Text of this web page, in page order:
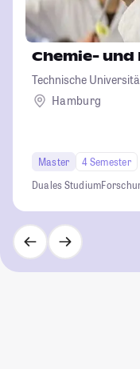
Chemie-
Technische
Hamburg
Master
4 Semester
Duales Studium